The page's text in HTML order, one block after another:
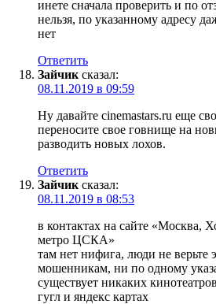
инете сначала проверить и по
нельзя, по указанному адресу
нет
Ответить
Зайчик сказал:
08.11.2019 в 09:59
Ну давайте cinemastars.ru еще
переносите свое говнище на
разводить новых лохов.
Ответить
Зайчик сказал:
08.11.2019 в 08:53
в контактах на сайте «Москва,
метро ЦСКА»
там нет нифига, люди не верьте
мошенникам, ни по одному
существует никаких
гугл и яндекс картах